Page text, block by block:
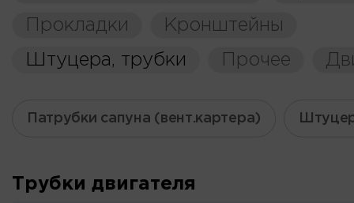
Прокладки
Кронштейны
Штуцера, трубки
Прочее
Патрубки сапуна (вент.картера)
Трубки двигателя